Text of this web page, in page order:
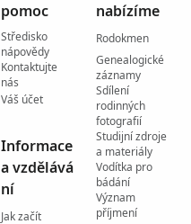
pomoc
Středisko
nápovědy
Kontaktujte
nás
Váš účet
Informace
a vzdělává
ní
Jak začít
nabízíme
Rodokmen
Genealogické
záznamy
Sdílení
rodinných
fotografií
Studijní zdroje
a materiály
Vodítka pro
bádání
Význam
příjmení